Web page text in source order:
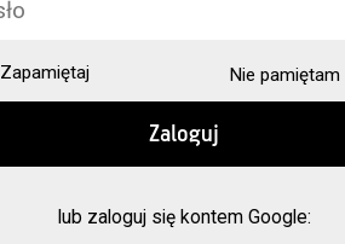
Zapamiętaj Nie pamiętam
lub zaloguj się kontem Google: